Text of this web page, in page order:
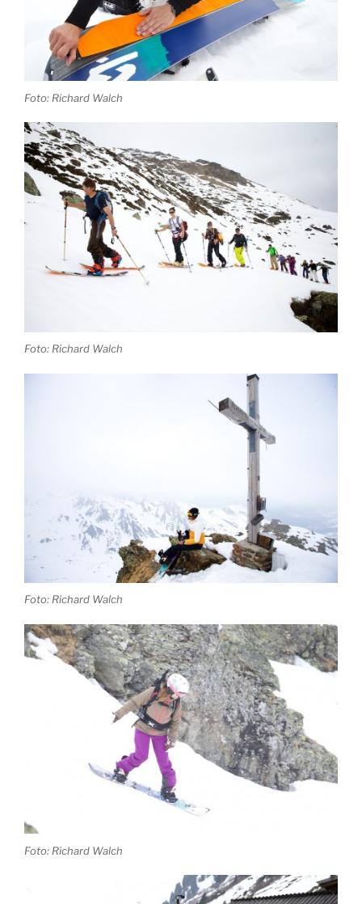
Foto: Richard Walch
Foto: Richard Walch
Foto: Richard Walch
Foto: Richard Walch